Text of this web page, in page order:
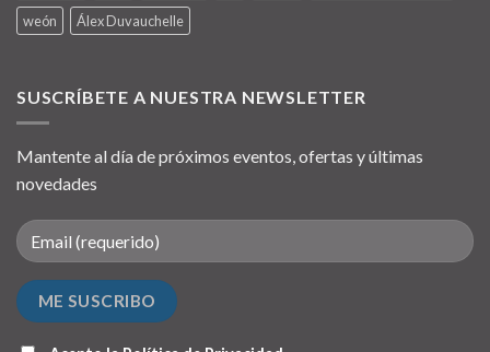
weón
Álex Duvauchelle
SUSCRÍBETE A NUESTRA NEWSLETTER
Mantente al día de próximos eventos, ofertas y últimas
novedades